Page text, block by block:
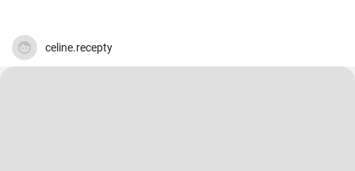
celine.recepty